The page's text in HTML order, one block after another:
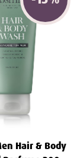
Hair & Body